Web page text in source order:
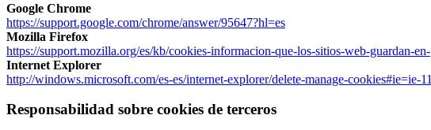
Google Chrome
https://support.google.com/chrome/answer/95647?hl=es
Mozilla Firefox
https://support.mozilla.org/es/kb/cookies-informacion-que-los-sitios-web-guardan-en-
Internet Explorer
http://windows.microsoft.com/es-es/internet-explorer/delete-manage-cookies#ie=ie-11
Responsabilidad sobre cookies de terceros